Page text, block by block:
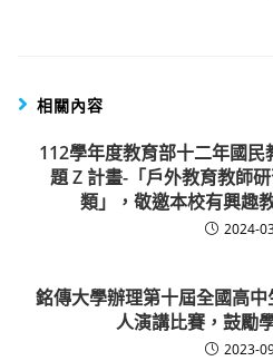
相關內容
112學年度教育部十二年國
題 Z 計畫-「戶外教育教師
類」，敬邀本校有興趣
2024-
銘傳大學辦理第十屆全國高
人演講比賽，鼓勵
2023-